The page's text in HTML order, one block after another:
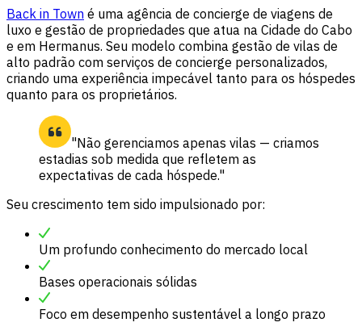
Back in Town é uma agência de concierge de viagens de
luxo e gestão de propriedades que atua na Cidade do Cabo
e em Hermanus. Seu modelo combina gestão de vilas de
alto padrão com serviços de concierge personalizados,
criando uma experiência impecável tanto para os hóspedes
quanto para os proprietários.
"Não gerenciamos apenas vilas — criamos
estadias sob medida que refletem as
expectativas de cada hóspede."
Seu crescimento tem sido impulsionado por:
Um profundo conhecimento do mercado local
Bases operacionais sólidas
Foco em desempenho sustentável a longo prazo